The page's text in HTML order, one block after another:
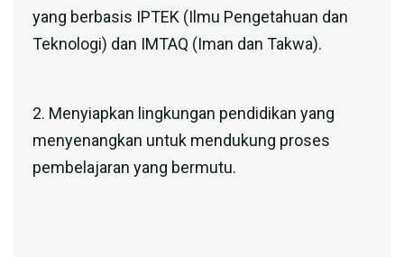
yang berbasis IPTEK (Ilmu Pengetahuan dan
Teknologi) dan IMTAQ (Iman dan Takwa).
2. Menyiapkan lingkungan pendidikan yang
menyenangkan untuk mendukung proses
pembelajaran yang bermutu.